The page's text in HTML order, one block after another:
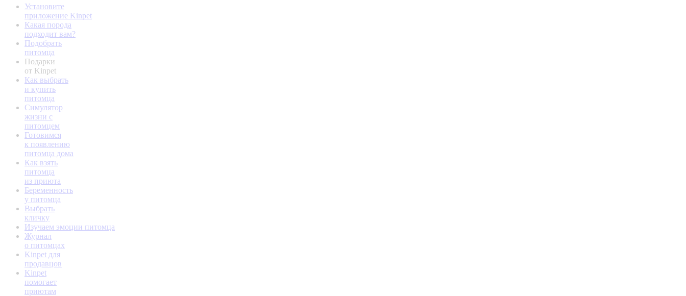
Установите
приложение Kinpet
Какая порода
подходит вам?
Подобрать
питомца
Подарки
от Kinpet
Как выбрать
и купить
питомца
Симулятор
жизни с
питомцем
Готовимся
к появлению
питомца дома
Как взять
питомца
из приюта
Беременность
у питомца
Выбрать
кличку
Изучаем эмоции питомца
Журнал
о питомцах
Kinpet для
продавцов
Kinpet
помогает
приютам